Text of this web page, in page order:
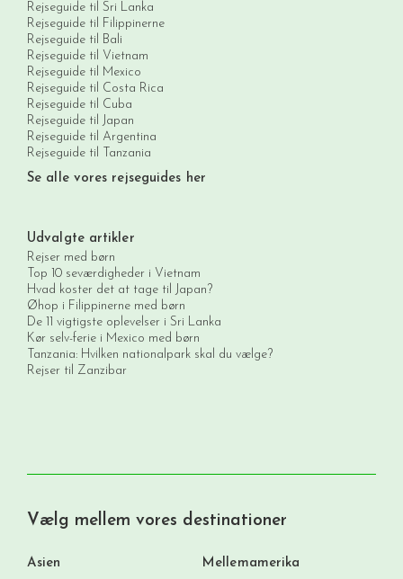
Rejseguide til Sri Lanka
Rejseguide til Filippinerne
Rejseguide til Bali
Rejseguide til Vietnam
Rejseguide til Mexico
Rejseguide til Costa Rica
Rejseguide til Cuba
Rejseguide til Japan
Rejseguide til Argentina
Rejseguide til Tanzania
Se alle vores rejseguides her
Udvalgte artikler
Rejser med børn
Top 10 seværdigheder i Vietnam
Hvad koster det at tage til Japan?
Øhop i Filippinerne med børn
De 11 vigtigste oplevelser i Sri Lanka
Kør selv-ferie i Mexico med børn
Tanzania: Hvilken nationalpark skal du vælge?
Rejser til Zanzibar
Vælg mellem vores destinationer
Asien Mellemamerika